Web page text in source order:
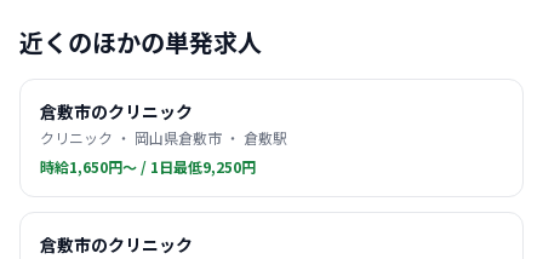
近くのほかの単発求人
倉敷市のクリニック
クリニック ・ 岡山県倉敷市 ・ 倉敷駅
時給1,650円〜 / 1日最低9,250円
倉敷市のクリニック